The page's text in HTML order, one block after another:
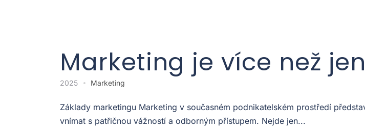
Marketing je více než
2025 Marketing
Základy marketingu Marketing v současném podnikatelském prostředí
vnímat s patřičnou vážností a odborným přístupem. Nejde jen...